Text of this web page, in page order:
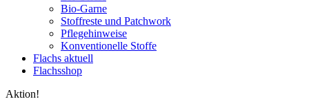
Bio-Garne
Stoffreste und Patchwork
Pflegehinweise
Konventionelle Stoffe
Flachs aktuell
Flachsshop
Aktion!